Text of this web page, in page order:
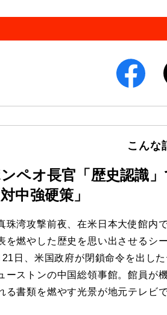
こんな
ペオ長官「歴史認識
対中強硬策」
湾攻撃前夜、在米日本大使館内
を燃やした歴史を思い出させるシ
日、米国政府が閉鎖命令を出した
ーストンの中国総領事館。館員が
る書類を燃やす光景が地元テレビ